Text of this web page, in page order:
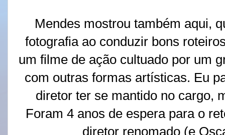
Mendes mostrou também aqui,
fotografia ao conduzir bons
um filme de ação cultuado por um
com outras formas artísticas. Eu
diretor ter se mantido no cargo,
Foram 4 anos de espera para o
diretor renomado (e